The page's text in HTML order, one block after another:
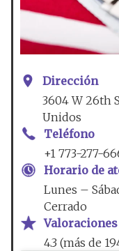
Dirección
3604 W 26th
Unidos
Teléfono
+1 773-277-
Horario de
Lunes –
Cerrado
Valoraciones
4.3 (más de